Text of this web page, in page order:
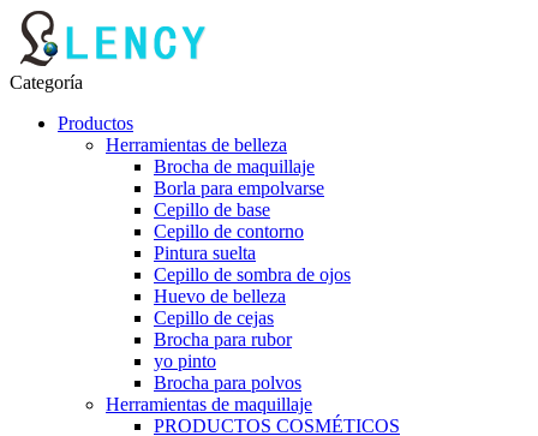
Categoría
Productos
Herramientas de belleza
Brocha de maquillaje
Borla para empolvarse
Cepillo de base
Cepillo de contorno
Pintura suelta
Cepillo de sombra de ojos
Huevo de belleza
Cepillo de cejas
Brocha para rubor
yo pinto
Brocha para polvos
Herramientas de maquillaje
PRODUCTOS COSMÉTICOS